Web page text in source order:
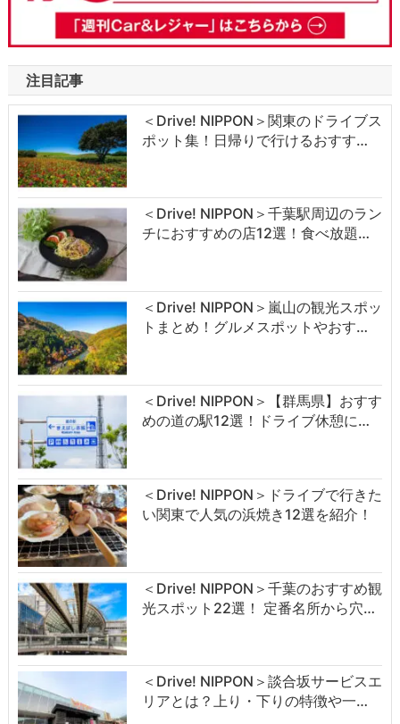
注目記事
＜Drive! NIPPON＞関東のドライブス
ポット集！日帰りで行けるおすす…
＜Drive! NIPPON＞千葉駅周辺のラン
チにおすすめの店12選！食べ放題…
＜Drive! NIPPON＞嵐山の観光スポッ
トまとめ！グルメスポットやおす…
＜Drive! NIPPON＞【群馬県】おすす
めの道の駅12選！ドライブ休憩に…
＜Drive! NIPPON＞ドライブで行きた
い関東で人気の浜焼き12選を紹介！
＜Drive! NIPPON＞千葉のおすすめ観
光スポット22選！ 定番名所から穴…
＜Drive! NIPPON＞談合坂サービスエ
リアとは？上り・下りの特徴や一…